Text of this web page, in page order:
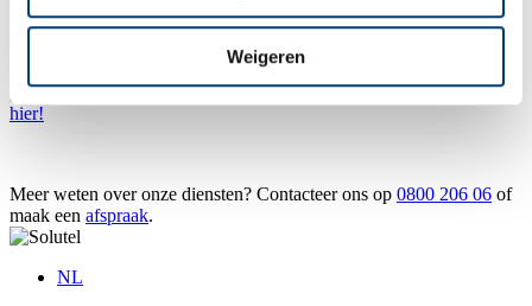
Weigeren
houden.
Meer weten over onze dienstverlening voor webshops? Of wens je
graag samen te zitten voor een verkennend gesprek?Contacteer ons
hier!
Meer weten over onze diensten? Contacteer ons op 0800 206 06 of
maak een afspraak.
NL